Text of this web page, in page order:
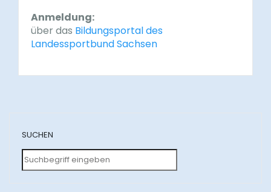
Anmeldung:
über das Bildungsportal des
Landessportbund Sachsen
SUCHEN